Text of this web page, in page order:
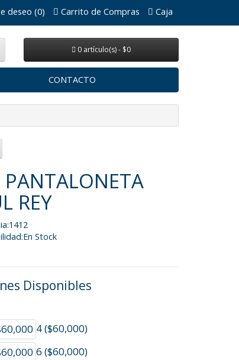
deseo (0) Carrito de Compras Caja
0 artículo(s) - $0
CONTACTO
PANTALONETA
REY
Stock
Disponibles
4 ($60,000)
6 ($60,000)